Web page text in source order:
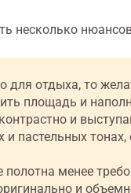
несколько
для отдыха, то
площадь и
и
пастельных
менее
и